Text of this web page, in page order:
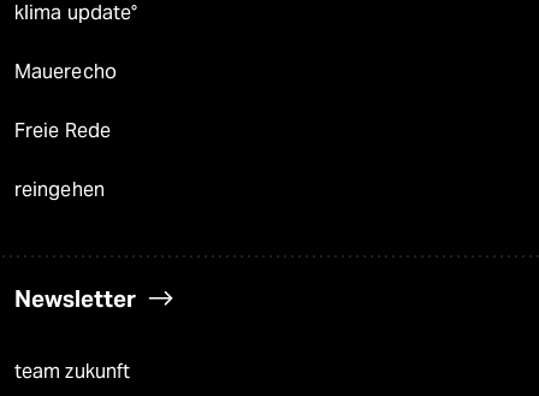
klima update°
Mauerecho
Freie Rede
reingehen
Newsletter
team zukunft